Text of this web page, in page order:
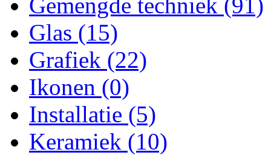
Glas (15)
Grafiek (22)
Ikonen (0)
Installatie (5)
Keramiek (10)